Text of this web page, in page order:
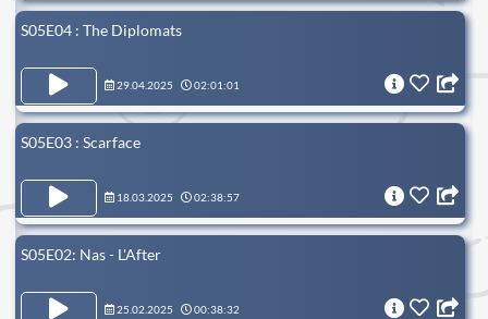
S05E04 : The Diplomats
29.04.2025 02:01:01
S05E03 : Scarface
18.03.2025 02:38:57
S05E02: Nas - L'After
25.02.2025 00:38:32